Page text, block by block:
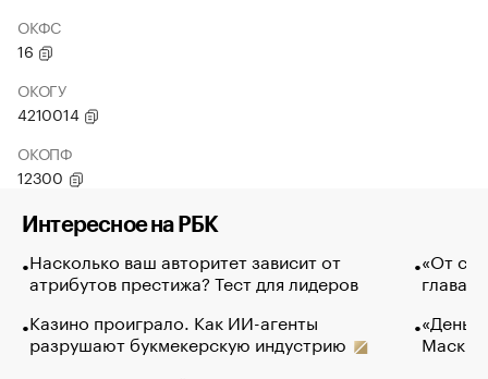
ОКФС
16
ОКОГУ
4210014
ОКОПФ
12300
Интересное на РБК
Насколько ваш авторитет зависит от
атрибутов престижа? Тест для лидеров
Казино проиграло. Как ИИ-агенты
разрушают букмекерскую индустрию
«От
глава
Маск в